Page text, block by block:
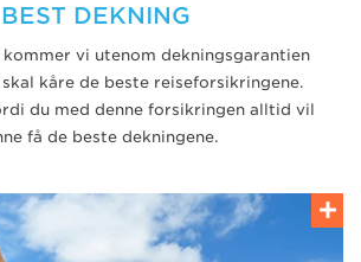
BEST DEKNING
vi utenom dekningsgarantien
kåre de beste reiseforsikringene.
du med denne forsikringen alltid vil
få de beste dekningene.